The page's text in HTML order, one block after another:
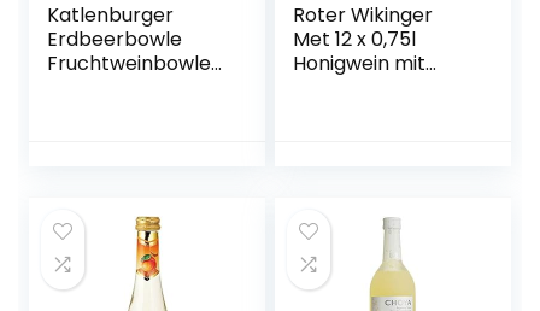
Katlenburger
Erdbeerbowle
Fruchtweinbowle
Roter Wikinger
Met 12 x 0,75l
Honigwein mit